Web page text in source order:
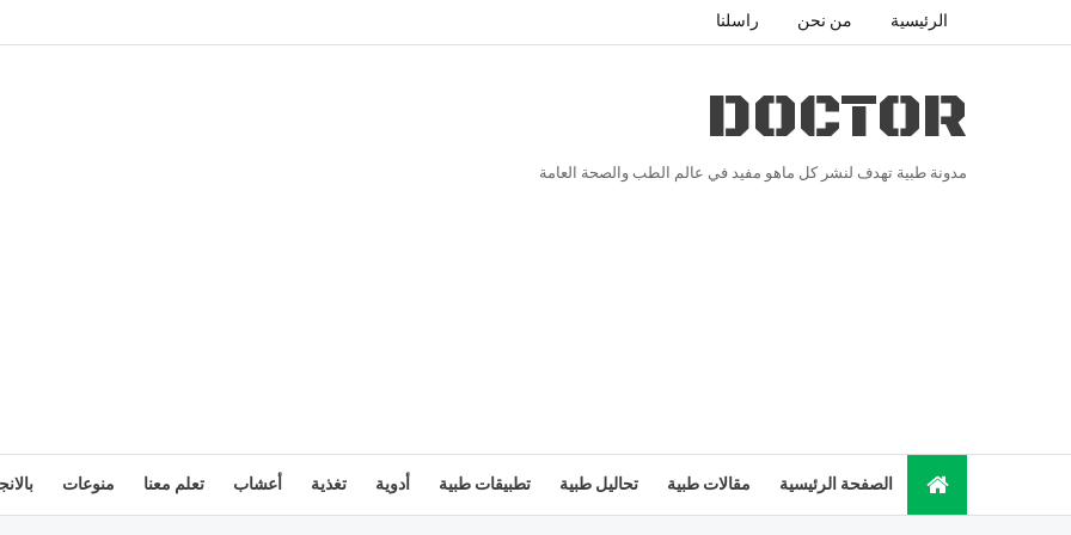
الرئيسية من نحن راسلنا
DOCTOR
مدونة طبية تهدف لنشر كل ماهو مفيد في عالم الطب والصحة العامة
الصفحة الرئيسية مقالات طبية تحاليل طبية تطبيقات طبية أدوية تغذية أعشاب تعلم معنا منوعات